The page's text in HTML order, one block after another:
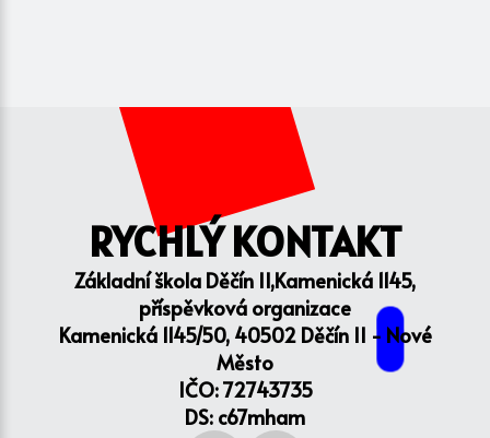
RYCHLÝ KONTAKT
Základní škola Děčín II,Kamenická 1145,
příspěvková organizace
Kamenická 1145/50, 40502 Děčín II - Nové
Město
IČO: 72743735
DS: c67mham